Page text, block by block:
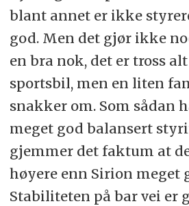
blant annet er ikke
god. Men det gjør ikke
en bra nok, det er tross
sportsbil, men en liten
snakker om. Som sådan
meget god balansert
gjemmer det faktum at
høyere enn Sirion meget
Stabiliteten på bar vei er